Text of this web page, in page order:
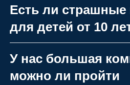
Есть ли страшные
для детей от 10
У нас большая
можно ли пройти